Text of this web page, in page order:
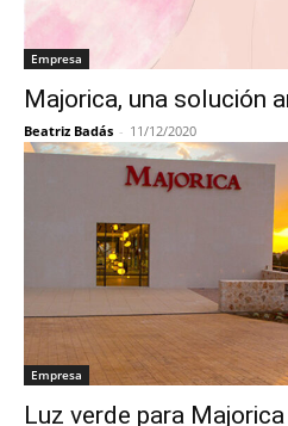
Empresa
Majorica, una solución
Beatriz Badás - 11/12/2020
Empresa
Luz verde para